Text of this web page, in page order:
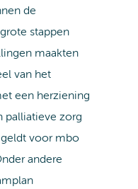
de
stappen
maakten
van het
een herziening
palliatieve zorg
voor mbo
andere